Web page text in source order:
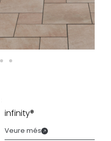
infinity®
Veure més